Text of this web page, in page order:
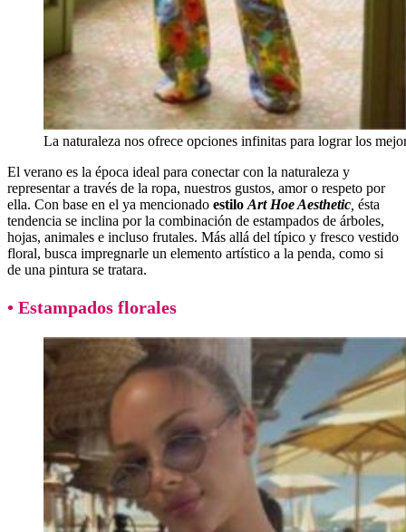
La naturaleza nos ofrece opciones infinitas para lograr los
El verano es la época ideal para conectar con la naturaleza y
representar a través de la ropa, nuestros gustos, amor o respeto por
ella. Con base en el ya mencionado estilo Art Hoe Aesthetic ésta
tendencia se inclina por la combinación de estampados de árboles,
hojas, animales e incluso frutales. Más allá del típico y fresco vestido
floral, busca impregnarle un elemento artístico a la penda, como si
de una pintura se tratara.
• Estampados florales